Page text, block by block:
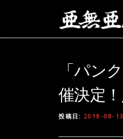
「パン
催決定
投稿日: 2018-08-13